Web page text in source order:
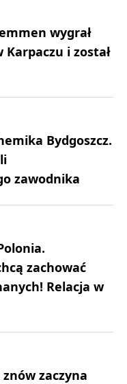
wygrał
i został
Bydgoszcz.
zawodnika
zachować
Relacja w
znów zaczyna